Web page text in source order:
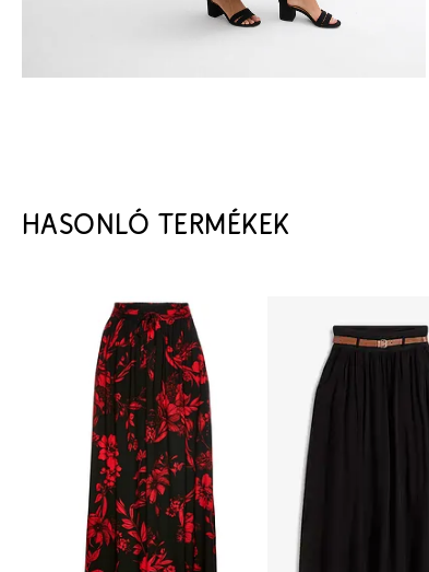
HASONLÓ TERMÉKEK